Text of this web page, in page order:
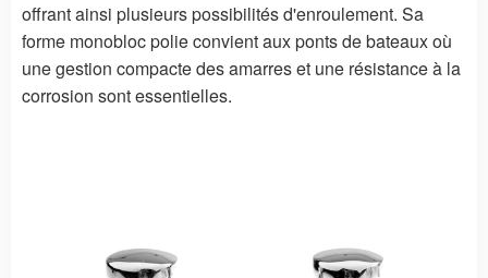
offrant ainsi plusieurs possibilités d'enroulement. Sa
forme monobloc polie convient aux ponts de bateaux où
une gestion compacte des amarres et une résistance à la
corrosion sont essentielles.